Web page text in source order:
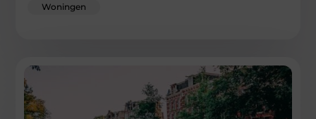
Woningen